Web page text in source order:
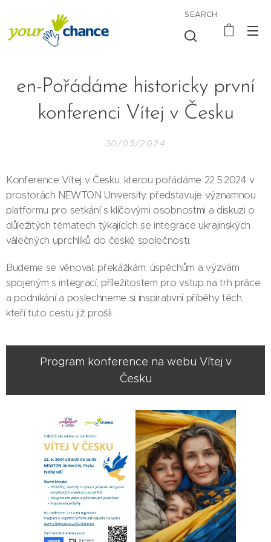
SEARCH
en-Pořádáme historicky první
konferenci Vítej v Česku
30/05/2024
Konference Vítej v Česku, kterou pořádáme 22.5.2024 v
prostorách NEWTON University, představuje významnou
platformu pro setkání s klíčovými osobnostmi a diskuzi o
důležitých tématech týkajících se integrace ukrajinských
válečných uprchlíků do české společnosti.
Budeme se věnovat překážkám, úspěchům a výzvám
spojeným s integrací, příležitostem pro vstup na trh práce
a podnikání a poslechneme si inspirativní příběhy těch,
kteří tuto cestu již prošli.
Program konference na webu Vítej v
Česku